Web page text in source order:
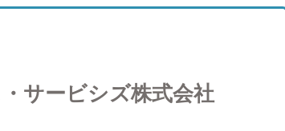
サービシズ株式会社